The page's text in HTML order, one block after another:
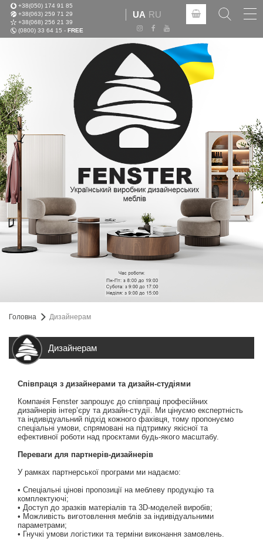
+38(050) 174 91 85
+38(063) 259 71 29
+38(068) 256 21 39
(0800) 33 64 15 - FREE
UA RU
Головна Дизайнерам
Дизайнерам
Співпраця з дизайнерами та дизайн-студіями
Компанія Fenster запрошує до співпраці професійних
дизайнерів інтер’єру та дизайн-студії. Ми цінуємо експертність
та індивідуальний підхід кожного фахівця, тому пропонуємо
спеціальні умови, спрямовані на підтримку якісної та
ефективної роботи над проєктами будь-якого масштабу.
Переваги для партнерів-дизайнерів
У рамках партнерської програми ми надаємо:
• Спеціальні цінові пропозиції на меблеву продукцію та
комплектуючі;
• Доступ до зразків матеріалів та 3D-моделей виробів;
• Можливість виготовлення меблів за індивідуальними
параметрами;
• Гнучкі умови логістики та терміни виконання замовлень.